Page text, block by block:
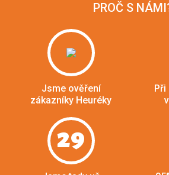
PROČ S
Jsme ověření
zákazníky Heuréky
Při
29